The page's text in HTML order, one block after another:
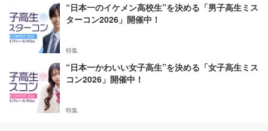
“日本一のイケメン高校生”を決める「男子高生ミス
ターコン2026」開催中！
特集
“日本一かわいい女子高生”を決める「女子高生ミス
コン2026」開催中！
特集